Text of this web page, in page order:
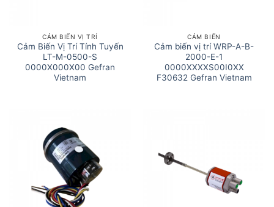
CẢM BIẾN VỊ TRÍ
Cảm Biến Vị Trí Tính Tuyến
LT-M-0500-S
0000X000X00 Gefran
Vietnam
CẢM BIẾN
Cảm biến vị trí WRP-A-B-
2000-E-1
0000XXXXS00I0XX
F30632 Gefran Vietnam